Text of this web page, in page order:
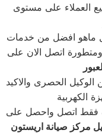
العملاء على مستوى
كل ماهو افضل من خدمات
اتصل الان على
الحصرى والاكيد
الكهربية
فقط اتصل واحصل على
مركز صيانة اريستون